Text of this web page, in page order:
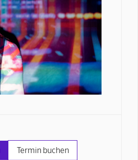
Termin buchen